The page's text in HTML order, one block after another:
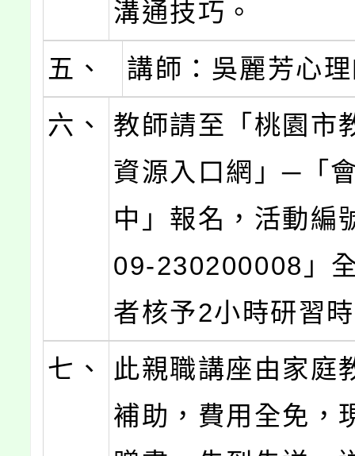
溝通技巧。
五、
講師：吳麗芳心
六、
教師請至「桃園市
資源入口網」─「
中」報名，活動編
09-230200008」
者核予2小時研習
七、
此親職講座由家庭
補助，費用全免，